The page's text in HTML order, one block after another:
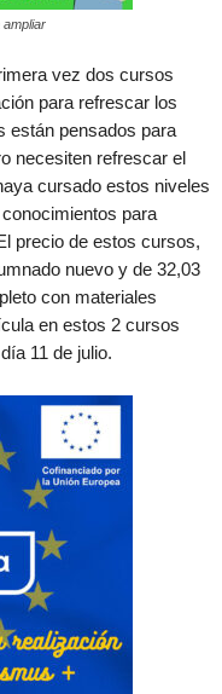
ampliar
vez dos cursos
para refrescar los
están pensados para
necesiten refrescar el
cursado estos niveles
para
precio de estos cursos,
nuevo y de 32,03
con materiales
en estos 2 cursos
11 de julio.